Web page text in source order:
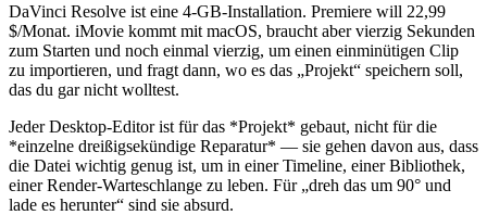
DaVinci Resolve ist eine 4-GB-Installation. Premiere will 22,99
$/Monat. iMovie kommt mit macOS, braucht aber vierzig Sekunden
zum Starten und noch einmal vierzig, um einen einminütigen Clip
zu importieren, und fragt dann, wo es das „Projekt“ speichern soll,
das du gar nicht wolltest.
Jeder Desktop-Editor ist für das *Projekt* gebaut, nicht für die
*einzelne dreißigsekündige Reparatur* — sie gehen davon aus, dass
die Datei wichtig genug ist, um in einer Timeline, einer Bibliothek,
einer Render-Warteschlange zu leben. Für „dreh das um 90° und
lade es herunter“ sind sie absurd.